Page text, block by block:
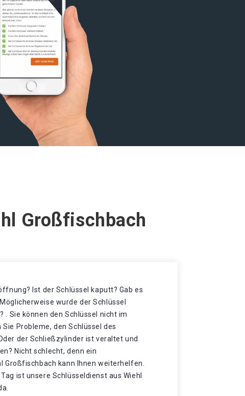
Großfischbach
Ist der Schlüssel kaputt? Gab es
wurde der Schlüssel
. Sie können den Schlüssel nicht im
Sie Probleme, den Schlüssel des
der Schließzylinder ist veraltet und
Nicht schlecht, denn ein
Großfischbach kann Ihnen weiterhelfen.
ist unsere Schlüsseldienst aus Wiehl